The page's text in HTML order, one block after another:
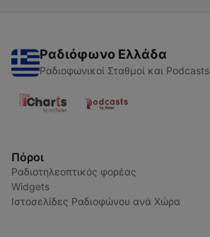
Ραδιόφωνο Ελλάδα
Ραδιοφωνικοί Σταθμοί και Podcasts
Πόροι
Ραδιοτηλεοπτικός φορέας
Widgets
Ιστοσελίδες Ραδιοφώνου ανά Χώρα